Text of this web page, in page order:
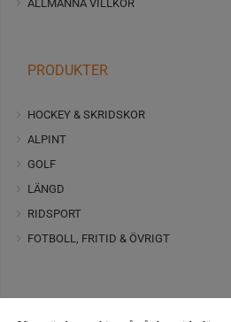
ALLMÄNNA VILLKOR
PRODUKTER
HOCKEY & SKRIDSKOR
ALPINT
GOLF
LÄNGD
RIDSPORT
FOTBOLL, FRITID & ÖVRIGT